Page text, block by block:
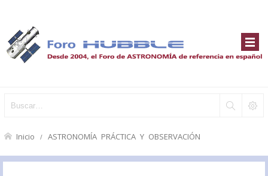
Inicio ASTRONOMÍA PRÁCTICA Y OBSERVACIÓN